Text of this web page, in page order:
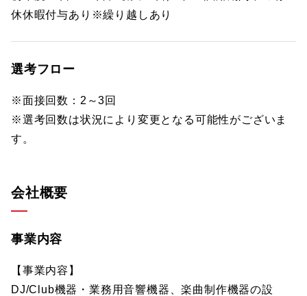
休休暇付与あり※繰り越しあり
選考フロー
※面接回数：2～3回
※選考回数は状況により変更となる可能性がございま
す。
会社概要
事業内容
【事業内容】
DJ/Club機器・業務用音響機器、楽曲制作機器の設